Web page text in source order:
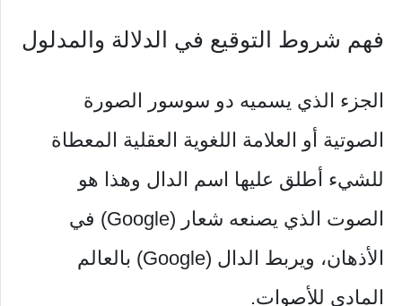
فهم شروط التوقيع في الدلالة والمدلول
الجزء الذي يسميه دو سوسور الصورة
الصوتية أو العلامة اللغوية العقلية المعطاة
للشيء أطلق عليها اسم الدال وهذا هو
الصوت الذي يصنعه شعار (Google) في
الأذهان، ويربط الدال (Google) بالعالم
المادي للأصوات.